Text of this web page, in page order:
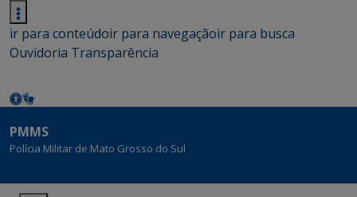
ir para conteúdoir para navegaçãoir para busca
Ouvidoria Transparência
PMMS
Polícia Militar de Mato Grosso do Sul